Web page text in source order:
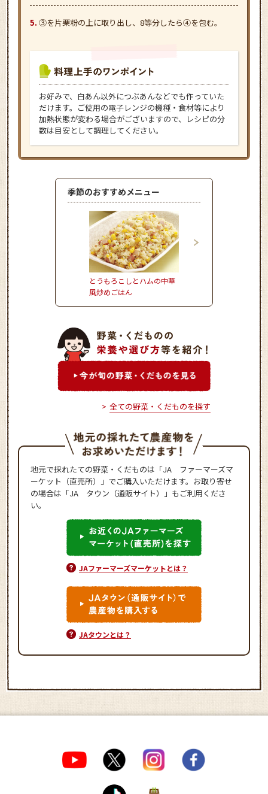
③を片栗粉の上に取り出し、8等分したら④を包む。
お好みで、白あん以外につぶあんなどでも作っていた
だけます。ご使用の電子レンジの機種・食材等により
加熱状態が変わる場合がございますので、レシピの分
数は目安として調理してください。
季節のおすすめメニュー
とうもろこしとハムの中華
風炒めごはん
お野菜たっぷりかき揚げ
全ての野菜・くだものを探す
地元で採れたての野菜・くだものは「JA ファーマーズマ
ーケット（直売所）」でご購入いただけます。お取り寄せ
の場合は「JA タウン（通販サイト）」もご利用くださ
い。
JAファーマーズマーケットとは？
JAタウンとは？